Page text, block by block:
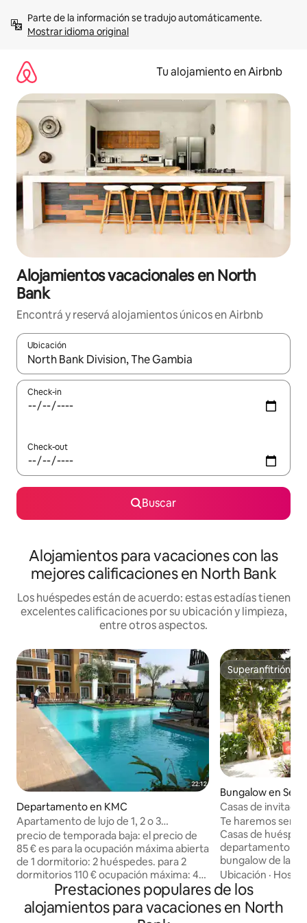
contenidoMostrar idioma original
Tu alojamiento en Airbnb
Alojamientos vacacionales en North
Bank
Encontrá y reservá alojamientos únicos en Airbnb
Ubicación
Cuando los resultados estén disponibles, navegá con las
Check-in
Check-out
Buscar
Alojamientos para vacaciones con las
mejores calificaciones en North Bank
Los huéspedes están de acuerdo: estas estadías tienen
excelentes calificaciones por su ubicación y limpieza,
entre otros aspectos.
Departamento en KMC
Apartamento de lujo de 1, 2 o 3
dormitorios
precio de temporada baja: el precio de
85 € es para la ocupación máxima abierta
de 1 dormitorio: 2 huéspedes. para 2
dormitorios 110 € ocupación máxima: 4
huéspedes para 3 dormitorios € 120
ocupación máxima 5 Justo en el ejemplo
de la zona de Senegambia. Todo el grupo
Superanfitrión
Superanfitrión
Bungalow en
Casas de
Tedugal
Te haremos
Casas de
departamento de
bungalow de la
dormitorio, baño con
privado, cocina,
patio, terraza,
aeropuerto. A 20
Ubicación ·
Prestaciones populares de los
alojamientos para vacaciones en North